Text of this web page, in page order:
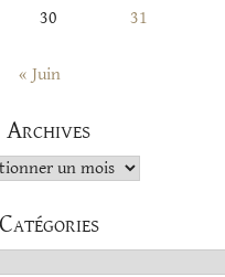
30 31
« Juin
Archives
Catégories